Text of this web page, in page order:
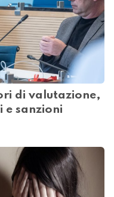
di valutazione,
e sanzioni